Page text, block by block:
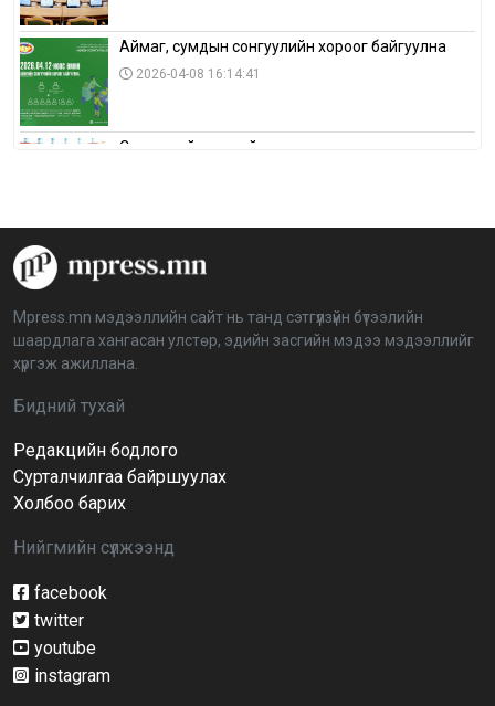
Аймаг, сумдын сонгуулийн хороог байгуулна
2026-04-08 16:14:41
Сонгуулийн хуулийн зөрчил, шалгах,
аймагт үргэлжилж байна
BTS-ийн тоглолтыг Netflix дэлхий даяар шууд
дамжуулна
Иргэдийн төлөөлөгчдийн хурлын 2026 оны
нөхөн сонгууль 6 дугаар сарын 21-нд болно
Д.Тэгшбаяр: НҮБ-ын тогтоол санаачилж,
Mpress.mn мэдээллийн сайт нь танд сэтгүүлзүйн бүтээлийн
шаардлага хангасан улстөр, эдийн засгийн мэдээ мэдээллийг
хүргэж ажиллана.
Бидний тухай
Редакцийн бодлого
Сурталчилгаа байршуулах
Холбоо барих
Нийгмийн сүлжээнд
facebook
twitter
youtube
instagram